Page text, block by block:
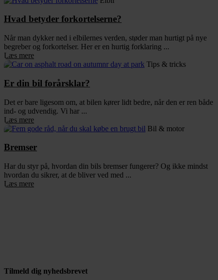
Hvad betyder forkortelserne?
Når man dykker ned i elbilernes verden, støder man hurtigt på nye
begreber og forkortelser. Her er en hurtig forklaring ...
Læs mere
Tips & tricks
Er din bil forårsklar?
Det er bare ligesom om, at bilen kører lidt bedre, når den er ren både
ind- og udvendig. Vi har ...
Læs mere
Bil & motor
Bremser
Har du styr på, hvordan din bils bremser fungerer? Og ikke mindst
hvordan du sikrer, at de bliver ved med ...
Læs mere
Tilmeld dig nyhedsbrevet